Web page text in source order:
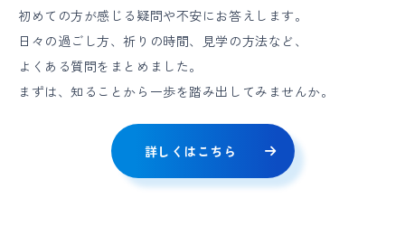
初めての方が感じる疑問や不安にお答えします。
日々の過ごし方、祈りの時間、見学の方法など、
よくある質問をまとめました。
まずは、知ることから一歩を踏み出してみませんか。
詳しくはこちら